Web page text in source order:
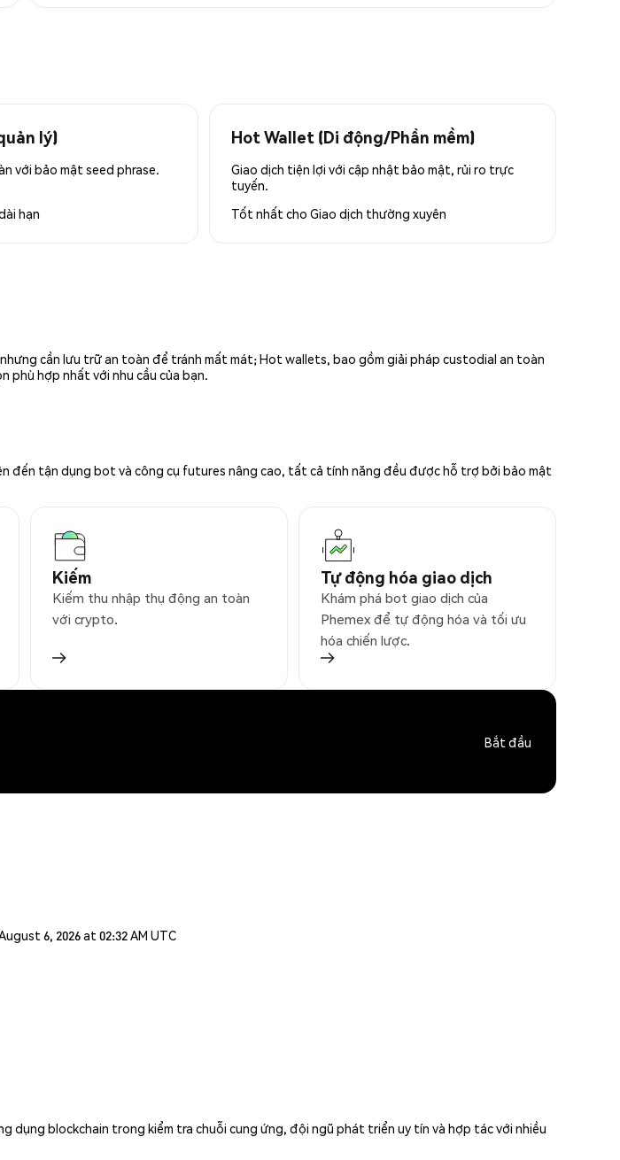
lý)
với bảo mật seed phrase.
hạn
Hot Wallet (Di động/Phần mềm)
Giao dịch tiện lợi với cập nhật bảo mật, rủi ro trực
tuyến.
Tốt nhất cho Giao dịch thường xuyên
cần lưu trữ an toàn để tránh mất mát; Hot wallets, bao gồm giải pháp custodial an toàn
phù hợp nhất với nhu cầu của bạn.
đến tận dụng bot và công cụ futures nâng cao, tất cả tính năng đều được hỗ trợ bởi bảo mật
Kiếm
Kiếm thu nhập thụ động an toàn
với crypto.
Tự động hóa giao dịch
Khám phá bot giao dịch của
Phemex để tự động hóa và tối ưu
hóa chiến lược.
Bắt đầu
6, 2026 at 02:32 AM UTC
dụng blockchain trong kiểm tra chuỗi cung ứng, đội ngũ phát triển uy tín và hợp tác với nhiều